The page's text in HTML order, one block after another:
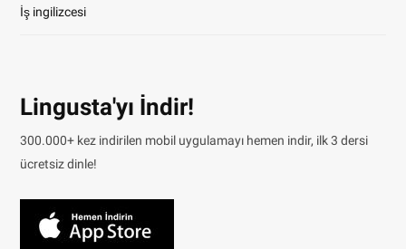
İş ingilizcesi
Lingusta'yı İndir!
300.000+ kez indirilen mobil uygulamayı hemen indir, ilk 3 dersi
ücretsiz dinle!